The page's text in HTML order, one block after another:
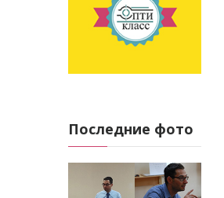
Последние фото